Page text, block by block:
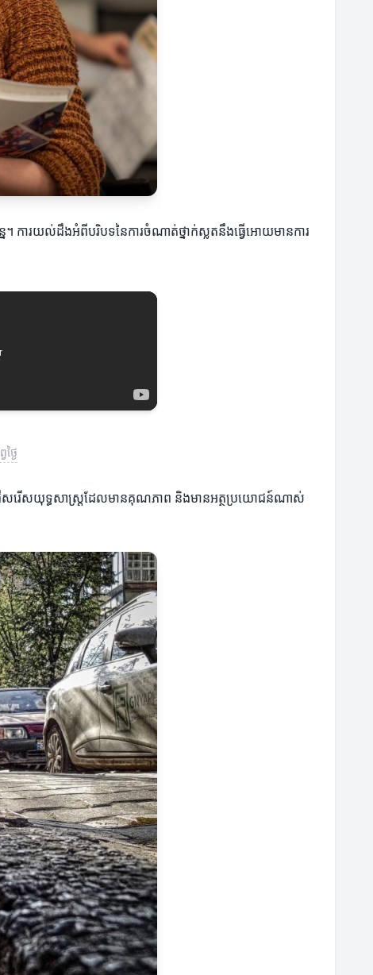
ន។ ការយល់ដឹងអំពីបរិបទនៃការចំណាត់ថ្នាក់ស្លតនឹងធ្វើអោយមានការ
ងៃ
រើសរើសយុទ្ធសាស្ត្រដែលមានគុណភាព និងមានអត្ថប្រយោជន៍ណាស់